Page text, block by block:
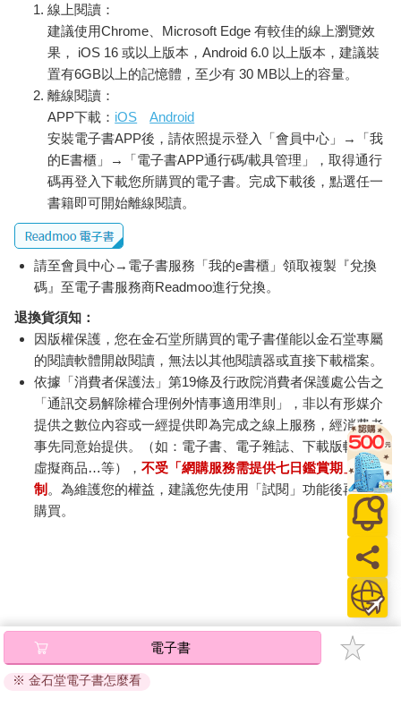
線上閱讀：
建議使用Chrome、Microsoft Edge 有較佳的線上瀏覽效
果， iOS 16 或以上版本，Android 6.0 以上版本，建議裝
置有6GB以上的記憶體，至少有 30 MB以上的容量。
離線閱讀：
APP下載： iOS
Android
安裝電子書APP後，請依照提示登入「會員中心」→「我
的E書櫃」→「電子書APP通行碼/載具管理」，取得通行
碼再登入下載您所購買的電子書。完成下載後，點選任一
書籍即可開始離線閱讀。
請至會員中心→電子書服務「我的e書櫃」領取複製『兌換
碼』至電子書服務商Readmoo進行兌換。
退換貨須知：
因版權保護，您在金石堂所購買的電子書僅能以金石堂專屬
的閱讀軟體開啟閱讀，無法以其他閱讀器或直接下載檔案。
依據「消費者保護法」第19條及行政院消費者保護處公告之
「通訊交易解除權合理例外情事適用準則」，非以有形媒介
提供之數位內容或一經提供即為完成之線上服務，經消費者
事先同意始提供。（如：電子書、電子雜誌、下載版軟體、
虛擬商品…等），不受「網購服務需提供七日鑑賞期」的限
制 。為維護您的權益，建議您先使用「試閱」功能後再付款
購買。
電子書
※ 金石堂電子書怎麼看